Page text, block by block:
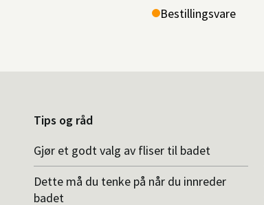
Bestillingsvare
Tips og råd
Gjør et godt valg av fliser til badet
Dette må du tenke på når du innreder
badet